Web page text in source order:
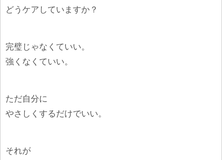
どうケアしていますか？
完璧じゃなくていい。
強くなくていい。
ただ自分に
やさしくするだけでいい。
それが